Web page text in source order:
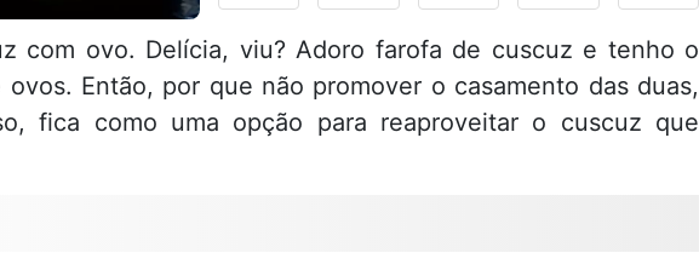
com ovo. Delícia, viu? Adoro farofa de cuscuz e tenho o
Então, por que não promover o casamento das duas,
fica como uma opção para reaproveitar o cuscuz que